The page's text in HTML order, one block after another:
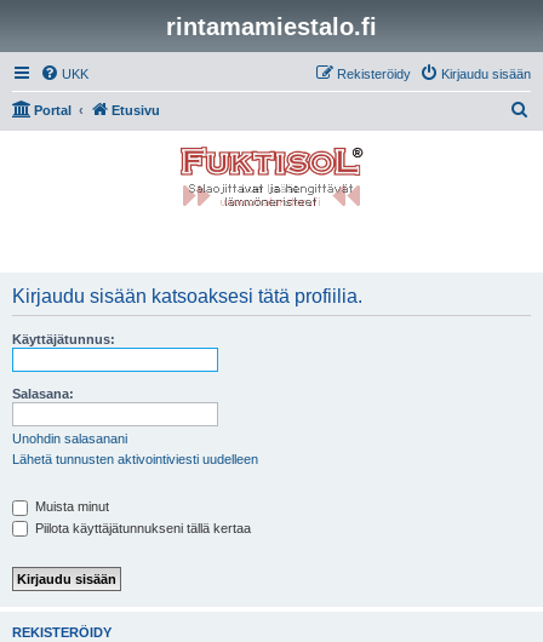
rintamamiestalo.fi
UKK Kirjaudu sisään
Rekisteröidy
Portal Etusivu
Kirjaudu sisään katsoaksesi tätä profiilia.
Käyttäjätunnus:
Salasana:
Unohdin salasanani
Lähetä tunnusten aktivointiviesti uudelleen
Muista minut
Piilota käyttäjätunnukseni tällä kertaa
REKISTERÖIDY